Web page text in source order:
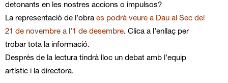
detonants en les nostres accions o impulsos?
La representació de l’obra es podrà veure a Dau al Sec del
21 de novembre a l’1 de desembre. Clica a l’enllaç per
trobar tota la informació.
Després de la lectura tindrà lloc un debat amb l’equip
artístic i la directora.